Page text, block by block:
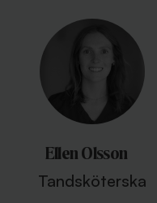
Ellen Olsson
Tandsköterska